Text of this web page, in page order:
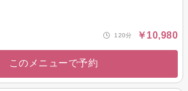
120分 ￥10,980
このメニューで予約